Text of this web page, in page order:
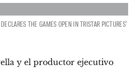
THE GAMES OPEN IN TRISTAR PICTURES'
y el productor ejecutivo